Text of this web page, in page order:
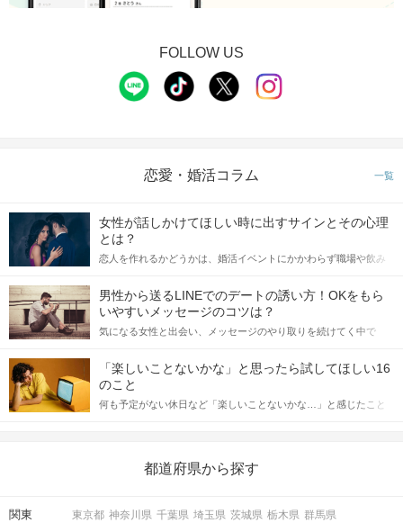
FOLLOW US
恋愛・婚活コラム 一覧
女性が話しかけてほしい時に出すサインとその心理
とは？
恋人を作れるかどうかは、婚活イベントにかかわらず職場や飲み
てアプローチできるかにも左右されます。 これから恋人作りを本
格的に始めようとしている方は、女性が異性を求めて出すサイン
をしっかりと理解し、正しい行動に移せるかどうかが重要。 この
記事では、女性が話しかけて欲しい時に出すサインとその心理を
合にどのような行動に繋げるべきかをご紹介していきます。
男性から送るLINEでのデートの誘い方！OKをもら
いやすいメッセージのコツは？
気になる女性と出会い、メッセージのやり取りを続けてく中で
しかし、中には「どう誘ったらいいの？」とお困りの男性もいら
っしゃるのではないでしょうか。 そこで今回は、男性から女性へ
送るLINEでのデートの誘い方のコツをご紹介します。例文も混じ
えながら解説するので、ぜひ参考にしてください。
「楽しいことないかな」と思ったら試してほしい16
のこと
何も予定がない休日など「楽しいことないかな…」と感じたこと
の楽しいことアイデアを集めました♪ いままさに楽しいことを探し
都道府県から探す
関東 東京都 神奈川県 千葉県 埼玉県 茨城県 栃木県 群馬県